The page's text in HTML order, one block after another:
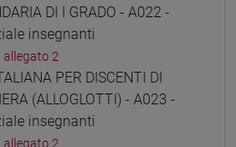
DI I GRADO - A022 -
insegnanti
allegato 2
PER DISCENTI DI
(ALLOGLOTTI) - A023 -
insegnanti
allegato 2